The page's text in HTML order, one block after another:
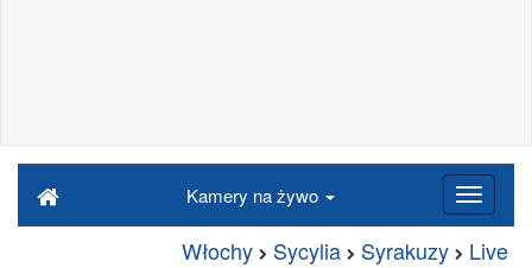
Kamery na żywo
Włochy Sycylia Syrakuzy Live